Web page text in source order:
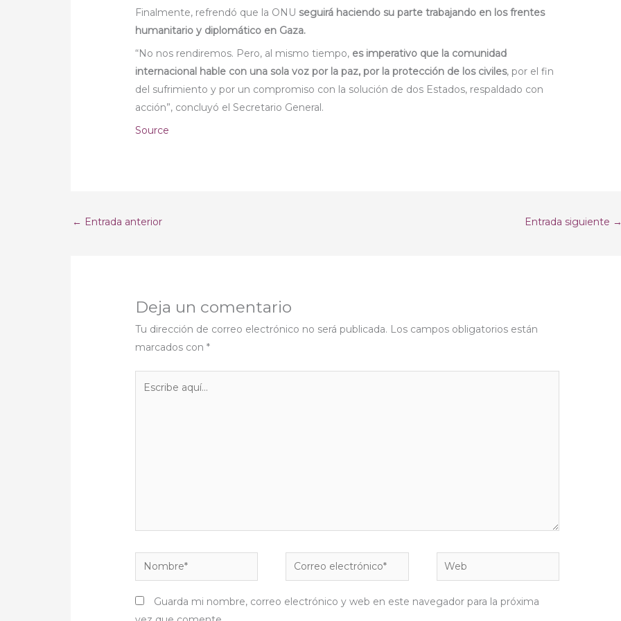
Finalmente, refrendó que la ONUseguirá haciendo su parte trabajando en los frentes
humanitario y diplomático en Gaza.
“No nos rendiremos. Pero, al mismo tiempo, es imperativo que la comunidad
internacional hable con una sola voz por la paz, por la protección de los civiles, por el fin
del sufrimiento y por un compromiso con la solución de dos Estados, respaldado con
acción”, concluyó el Secretario General.
Source
← Entrada anterior Entrada siguiente
Deja un comentario
Tu dirección de correo electrónico no será publicada. Los campos obligatorios están
marcados con*
Nombre*
Correo
electrónico*
Web
Guarda mi nombre, correo electrónico y web en este navegador para la próxima